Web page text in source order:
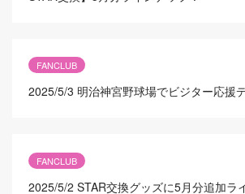
FANCLUB
2025/5/3 明治神宮野球場でビジター応援
FANCLUB
2025/5/2 STAR交換グッズに5月分追加ラ